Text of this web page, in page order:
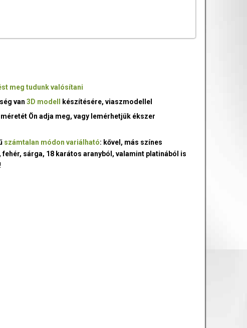
meg tudunk valósítani
van3D modell
készítésére, viaszmodellel
Ön adja meg, vagy lemérhetjük ékszer
számtalan módon variálható: kővel, más színes
sárga, 18 karátos aranyból, valamint platinából is